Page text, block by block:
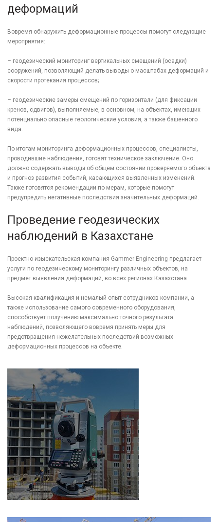
деформаций
Вовремя обнаружить деформационные процессы помогут следующие
мероприятия:
– геодезический мониторинг вертикальных смещений (осадки)
сооружений, позволяющий делать выводы о масштабах деформаций и
скорости протекания процессов;
– геодезические замеры смещений по горизонтали (для фиксации
кренов, сдвигов), выполняемые, в основном, на объектах, имеющих
потенциально опасные геологические условия, а также башенного
вида.
По итогам мониторинга деформационных процессов, специалисты,
проводившие наблюдения, готовят техническое заключение. Оно
должно содержать выводы об общем состоянии проверяемого объекта
и прогноз развития событий, касающихся выявленных изменений.
Также готовятся рекомендации по мерам, которые помогут
предупредить негативные последствия значительных деформаций.
Проведение геодезических
наблюдений в Казахстане
Проектно-изыскательская компания Gammer Engineering предлагает
услуги по геодезическому мониторингу различных объектов, на
предмет выявления деформаций, во всех регионах Казахстана.
Высокая квалификация и немалый опыт сотрудников компании, а
также использование самого современного оборудования,
способствует получению максимально точного результата
наблюдений, позволяющего вовремя принять меры для
предотвращения нежелательных последствий возможных
деформационных процессов на объекте.